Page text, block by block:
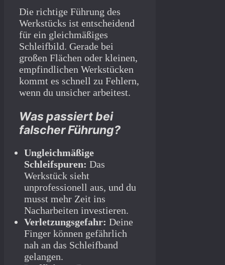
Die richtige Führung des
Werkstücks ist entscheidend
für ein gleichmäßiges
Schleifbild. Gerade bei
großen Flächen oder kleinen,
empfindlichen Werkstücken
kommt es schnell zu Fehlern,
wenn du unsicher arbeitest.
Was passiert bei
falscher Führung?
Ungleichmäßige
Schleifspuren: Das
Werkstück sieht
unprofessionell aus, und du
musst mehr Zeit ins
Nacharbeiten investieren.
Verletzungsgefahr: Deine
Finger können gefährlich
nah an das Schleifband
gelangen.